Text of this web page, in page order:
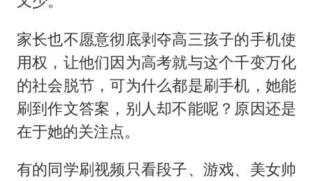
家长也不愿意彻底剥夺高三孩子的手机使
用权，让他们因为高考就与这个千变万化
的社会脱节，可为什么都是刷手机，她能
刷到作文答案，别人却不能呢？原因还是
在于她的关注点。
有的同学刷视频只看段子、游戏、美女帅